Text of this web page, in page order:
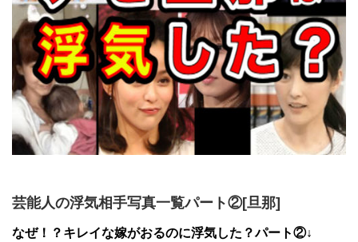
芸能人の浮気相手写真一覧パート②[旦那]
なぜ！？キレイな嫁がおるのに浮気した？パート②↓